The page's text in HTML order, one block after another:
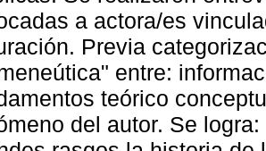
a actora/es
Previa
entre:
teórico
del autor. Se